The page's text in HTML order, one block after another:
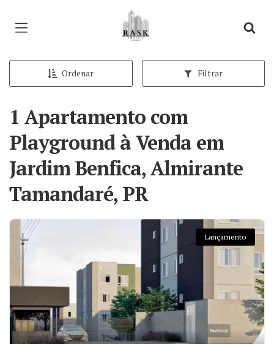
Página inicial
Ordenar Filtrar
1 Apartamento com
Playground à Venda em
Jardim Benfica, Almirante
Tamandaré, PR
Lançamento